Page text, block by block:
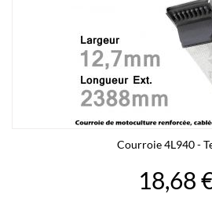
Courroie 4L940 -
18,68